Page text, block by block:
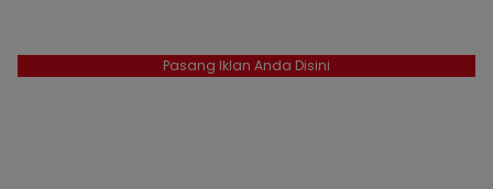
Pasang Iklan Anda Disini